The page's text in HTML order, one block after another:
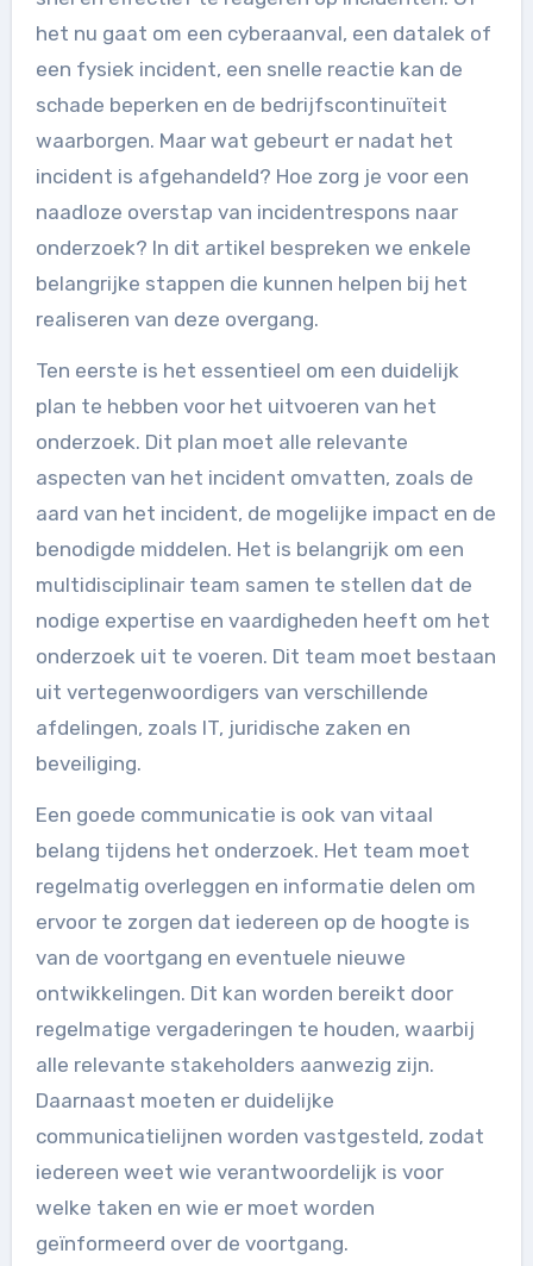
het nu gaat om een cyberaanval, een datalek of
een fysiek incident, een snelle reactie kan de
schade beperken en de bedrijfscontinuïteit
waarborgen. Maar wat gebeurt er nadat het
incident is afgehandeld? Hoe zorg je voor een
naadloze overstap van incidentrespons naar
onderzoek? In dit artikel bespreken we enkele
belangrijke stappen die kunnen helpen bij het
realiseren van deze overgang.
Ten eerste is het essentieel om een duidelijk
plan te hebben voor het uitvoeren van het
onderzoek. Dit plan moet alle relevante
aspecten van het incident omvatten, zoals de
aard van het incident, de mogelijke impact en de
benodigde middelen. Het is belangrijk om een
multidisciplinair team samen te stellen dat de
nodige expertise en vaardigheden heeft om het
onderzoek uit te voeren. Dit team moet bestaan
uit vertegenwoordigers van verschillende
afdelingen, zoals IT, juridische zaken en
beveiliging.
Een goede communicatie is ook van vitaal
belang tijdens het onderzoek. Het team moet
regelmatig overleggen en informatie delen om
ervoor te zorgen dat iedereen op de hoogte is
van de voortgang en eventuele nieuwe
ontwikkelingen. Dit kan worden bereikt door
regelmatige vergaderingen te houden, waarbij
alle relevante stakeholders aanwezig zijn.
Daarnaast moeten er duidelijke
communicatielijnen worden vastgesteld, zodat
iedereen weet wie verantwoordelijk is voor
welke taken en wie er moet worden
geïnformeerd over de voortgang.